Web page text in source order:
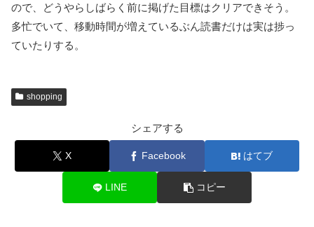
ので、どうやらしばらく前に掲げた目標はクリアできそう。
多忙でいて、移動時間が増えているぶん読書だけは実は捗っ
ていたりする。
shopping
シェアする
X Facebook はてブ
LINE コピー